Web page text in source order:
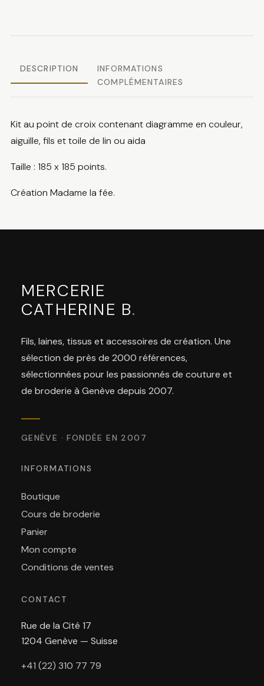
DESCRIPTION
INFORMATIONS
COMPLÉMENTAIRES
Kit au point de croix contenant diagramme en couleur,
aiguille, fils et toile de lin ou aida
Taille : 185 x 185 points.
Création Madame la fée.
MERCERIE
CATHERINE B.
Fils, laines, tissus et accessoires de création. Une
sélection de près de 2000 références,
sélectionnées pour les passionnés de couture et
de broderie à Genève depuis 2007.
GENÈVE · FONDÉE EN 2007
INFORMATIONS
Boutique
Cours de broderie
Panier
Mon compte
Conditions de ventes
CONTACT
Rue de la Cité 17
1204 Genève — Suisse
+41 (22) 310 77 79